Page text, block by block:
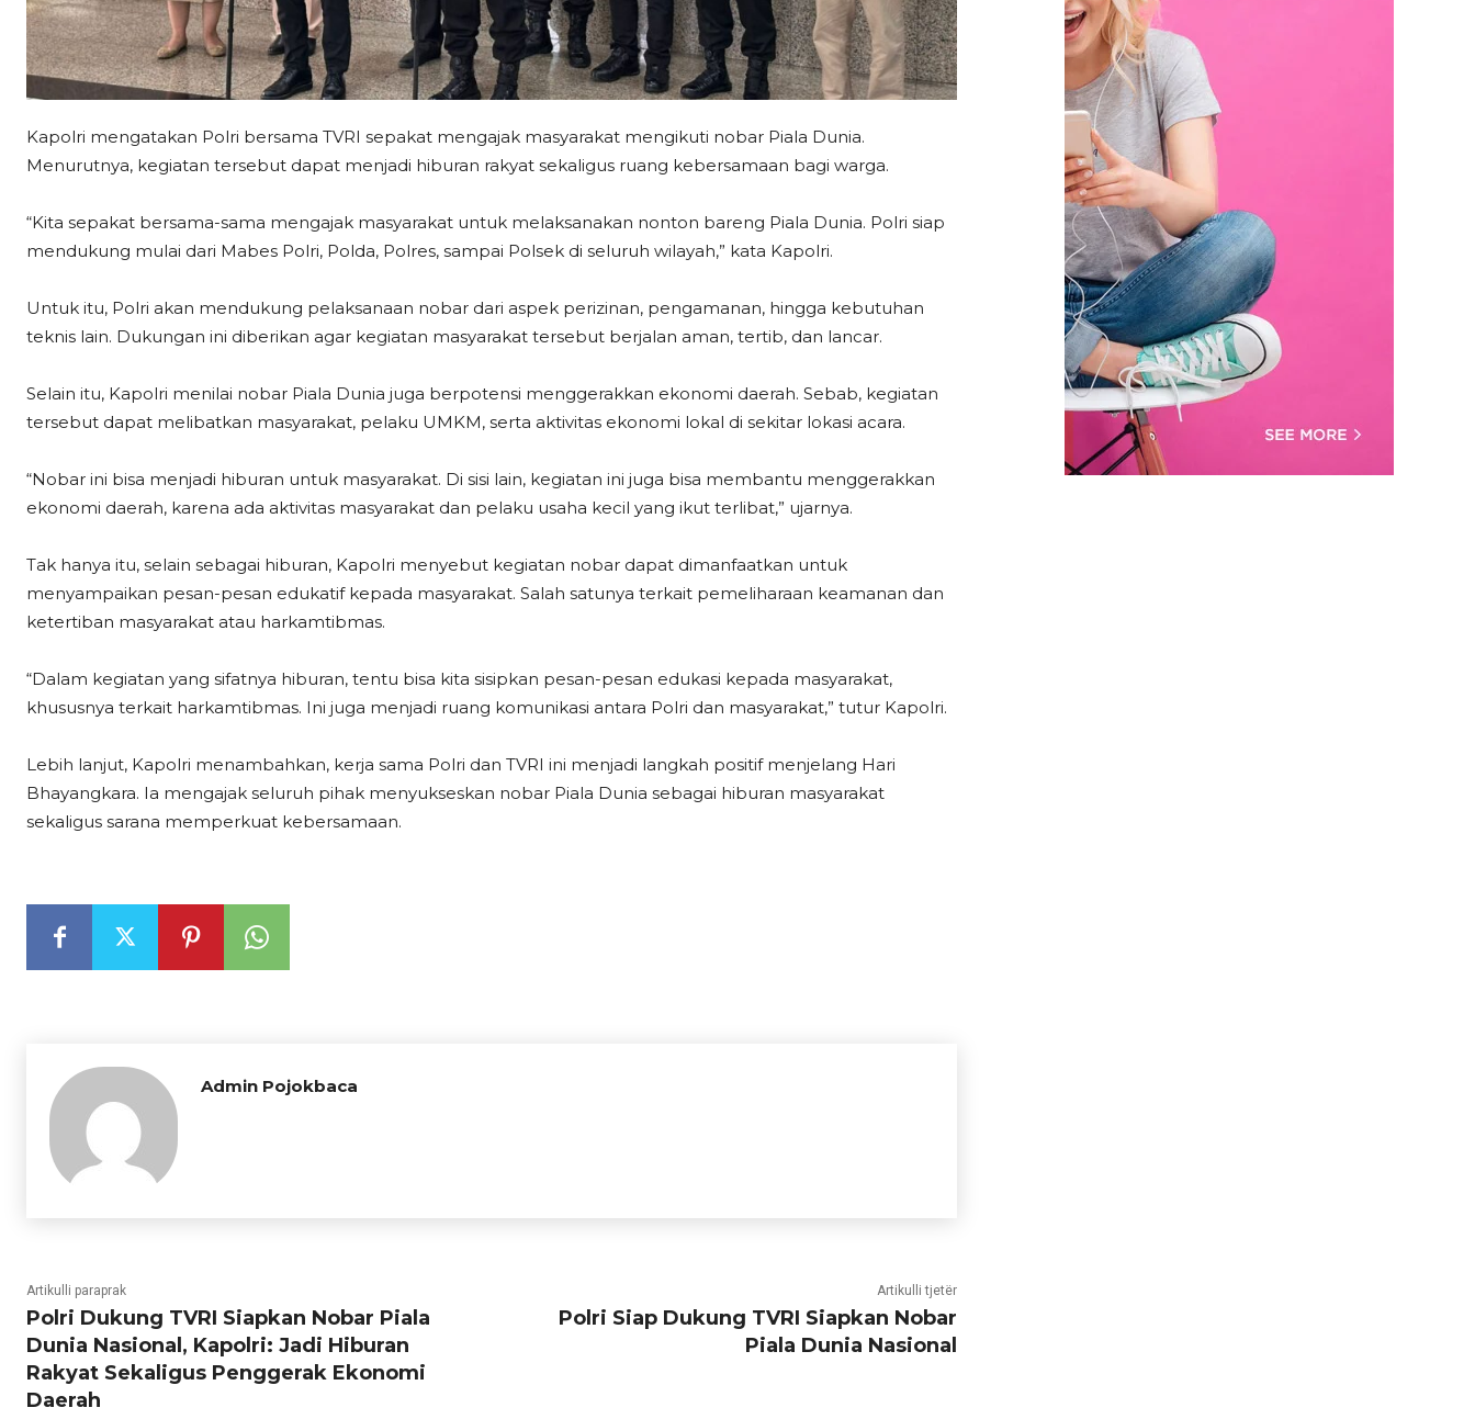
Kapolri mengatakan Polri bersama TVRI sepakat mengajak masyarakat mengikuti nobar Piala Dunia.
Menurutnya, kegiatan tersebut dapat menjadi hiburan rakyat sekaligus ruang kebersamaan bagi warga.
“Kita sepakat bersama-sama mengajak masyarakat untuk melaksanakan nonton bareng Piala Dunia. Polri siap
mendukung mulai dari Mabes Polri, Polda, Polres, sampai Polsek di seluruh wilayah,” kata Kapolri.
Untuk itu, Polri akan mendukung pelaksanaan nobar dari aspek perizinan, pengamanan, hingga kebutuhan
teknis lain. Dukungan ini diberikan agar kegiatan masyarakat tersebut berjalan aman, tertib, dan lancar.
Selain itu, Kapolri menilai nobar Piala Dunia juga berpotensi menggerakkan ekonomi daerah. Sebab, kegiatan
tersebut dapat melibatkan masyarakat, pelaku UMKM, serta aktivitas ekonomi lokal di sekitar lokasi acara.
“Nobar ini bisa menjadi hiburan untuk masyarakat. Di sisi lain, kegiatan ini juga bisa membantu menggerakkan
ekonomi daerah, karena ada aktivitas masyarakat dan pelaku usaha kecil yang ikut terlibat,” ujarnya.
Tak hanya itu, selain sebagai hiburan, Kapolri menyebut kegiatan nobar dapat dimanfaatkan untuk
menyampaikan pesan-pesan edukatif kepada masyarakat. Salah satunya terkait pemeliharaan keamanan dan
ketertiban masyarakat atau harkamtibmas.
“Dalam kegiatan yang sifatnya hiburan, tentu bisa kita sisipkan pesan-pesan edukasi kepada masyarakat,
khususnya terkait harkamtibmas. Ini juga menjadi ruang komunikasi antara Polri dan masyarakat,” tutur Kapolri.
Lebih lanjut, Kapolri menambahkan, kerja sama Polri dan TVRI ini menjadi langkah positif menjelang Hari
Bhayangkara. Ia mengajak seluruh pihak menyukseskan nobar Piala Dunia sebagai hiburan masyarakat
sekaligus sarana memperkuat kebersamaan.
Admin Pojokbaca
Artikulli paraprak
Polri Dukung TVRI Siapkan Nobar Piala
Dunia Nasional, Kapolri: Jadi Hiburan
Rakyat Sekaligus Penggerak Ekonomi
Daerah
Artikulli tjetër
Polri Siap Dukung TVRI Siapkan Nobar
Piala Dunia Nasional